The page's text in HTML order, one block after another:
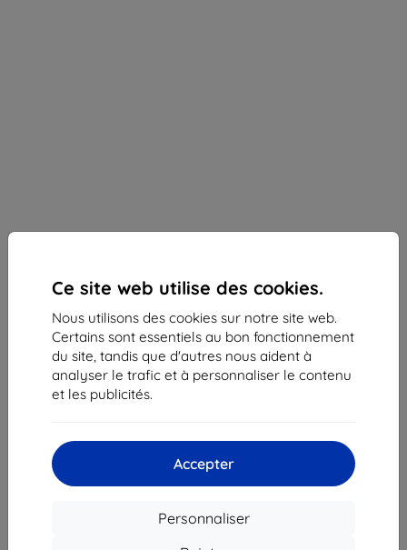
Ce site web utilise des cookies.
Nous utilisons des cookies sur notre site web.
Certains sont essentiels au bon fonctionnement
du site, tandis que d'autres nous aident à
analyser le trafic et à personnaliser le contenu
et les publicités.
Accepter
Personnaliser
Chargeur sans fil Wireless induction charger
Samsung EP-P4300BW white Duo (EP-
Description et caractéristiques
41,90 €
37,72 €